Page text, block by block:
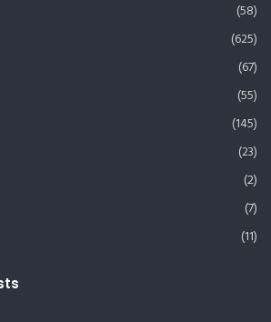
(58)
(625)
(67)
(55)
(145)
(23)
(2)
(7)
(11)